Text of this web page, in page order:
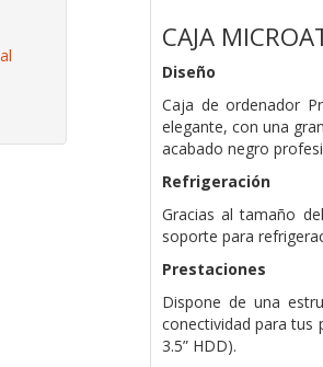
CAJA
Diseño
Caja de ordenador
elegante, con una
acabado negro
Refrigeración
Gracias al tamaño
soporte para
Prestaciones
Dispone de una
conectividad para tus
3.5” HDD).